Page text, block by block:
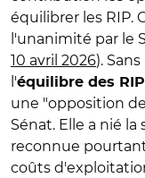
équilibrer les RIP.
l'unanimité par le
10 avril 2026).
l'équilibre des RIP
une "opposition
Sénat. Elle a nié
reconnue
coûts